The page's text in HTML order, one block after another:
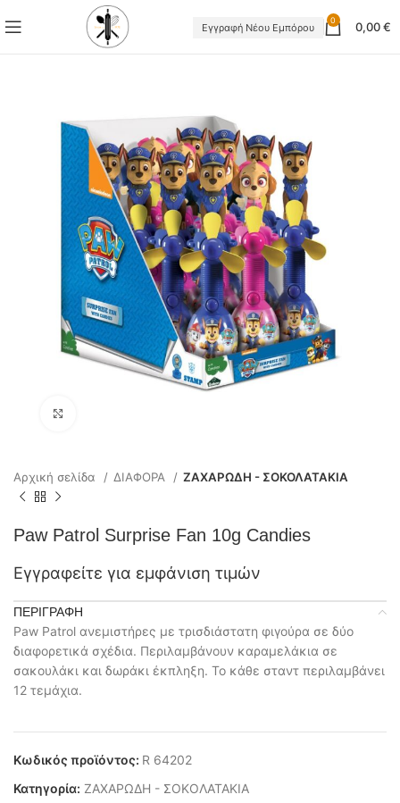
Εγγραφή Νέου Εμπόρου
0 0,00€
Αρχική σελίδα ΔΙΑΦΟΡΑ ΖΑΧΑΡΩΔΗ - ΣΟΚΟΛΑΤΑΚΙΑ
Paw Patrol Surprise Fan 10g Candies
Εγγραφείτε για εμφάνιση τιμών
ΠΕΡΙΓΡΑΦΉ
Paw Patrol ανεμιστήρες με τρισδιάστατη φιγούρα σε δύο
διαφορετικά σχέδια. Περιλαμβάνουν καραμελάκια σε
σακουλάκι και δωράκι έκπληξη. Το κάθε σταντ περιλαμβάνει
12 τεμάχια.
Κωδικός προϊόντος: R 64202
Κατηγορία: ΖΑΧΑΡΩΔΗ - ΣΟΚΟΛΑΤΑΚΙΑ